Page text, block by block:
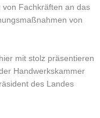
Fachkräften an das
von
mit stolz präsentieren
Handwerkskammer
des Landes